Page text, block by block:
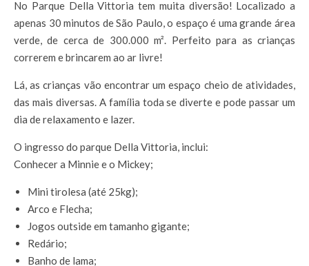
No Parque Della Vittoria tem muita diversão! Localizado a
apenas 30 minutos de São Paulo, o espaço é uma grande área
verde, de cerca de 300.000 m². Perfeito para as crianças
correrem e brincarem ao ar livre!
Lá, as crianças vão encontrar um espaço cheio de atividades,
das mais diversas. A família toda se diverte e pode passar um
dia de relaxamento e lazer.
O ingresso do parque Della Vittoria, inclui:
Conhecer a Minnie e o Mickey;
Mini tirolesa (até 25kg);
Arco e Flecha;
Jogos outside em tamanho gigante;
Redário;
Banho de lama;